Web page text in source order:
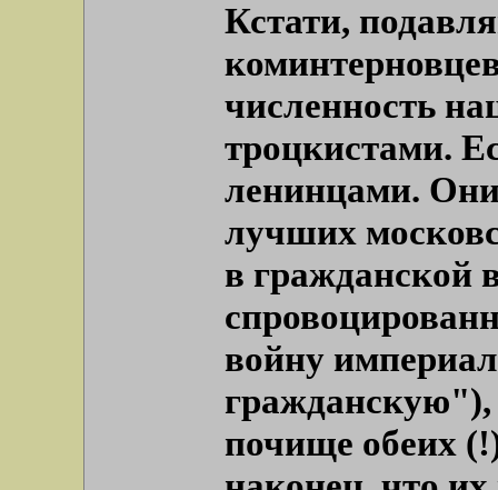
Кстати,
численность
троцкистами.
ленинцами.
лучших
в гражданской
войну
гражданскую"),
почище обеих